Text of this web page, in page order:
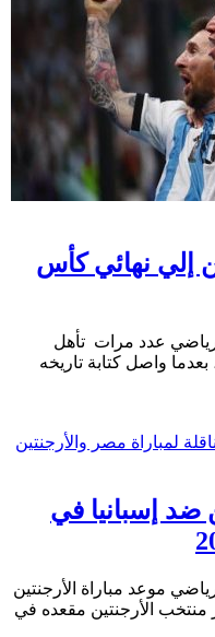
إلي نهائي كأس
عدد مرات تأهل
بعدما واصل كتابة تاريخه
ضد إسبانيا في
موعد مباراة الأرجنتين
كأس العالم 2026 حجز منتخب الأرجنتين مقعده في